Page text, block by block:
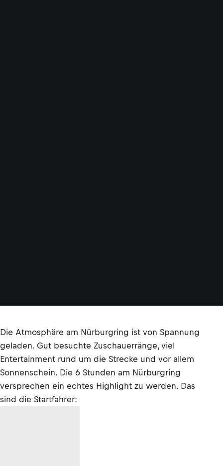
Die Atmosphäre am Nürburgring ist von Spannung
geladen. Gut besuchte Zuschauerränge, viel
Entertainment rund um die Strecke und vor allem
Sonnenschein. Die 6 Stunden am Nürburgring
versprechen ein echtes Highlight zu werden. Das
sind die Startfahrer: